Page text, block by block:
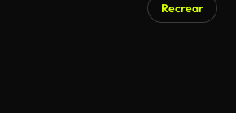
Recrear